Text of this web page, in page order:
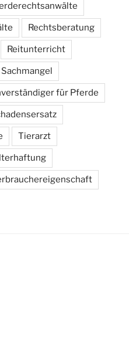
Rechtsberatung
Reitunterricht
Sachmangel
für Pferde
Tierarzt